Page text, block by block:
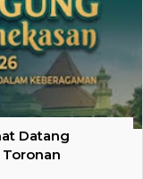
Datang